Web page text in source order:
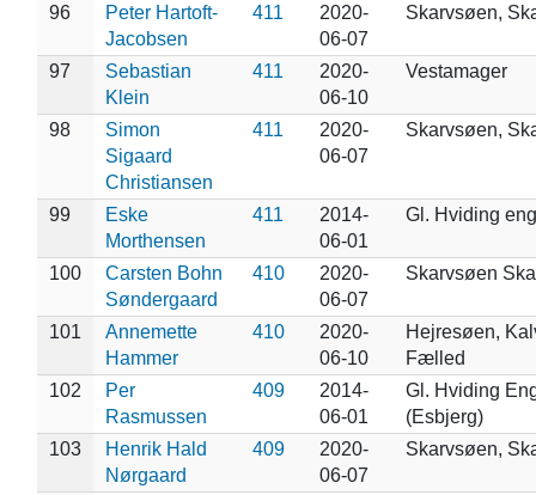
96
Peter Hartoft-
Jacobsen
411
2020-
06-07
Skarvsøen,
97
Sebastian
Klein
411
2020-
06-10
Vestamager
98
Simon
Sigaard
Christiansen
411
2020-
06-07
Skarvsøen,
99
Eske
Morthensen
411
2014-
06-01
Gl. Hviding
100
Carsten Bohn
Søndergaard
410
2020-
06-07
Skarvsøen
101
Annemette
Hammer
410
2020-
06-10
Hejresøen,
Fælled
102
Per
Rasmussen
409
2014-
06-01
Gl. Hviding
(Esbjerg)
103
Henrik Hald
Nørgaard
409
2020-
06-07
Skarvsøen,